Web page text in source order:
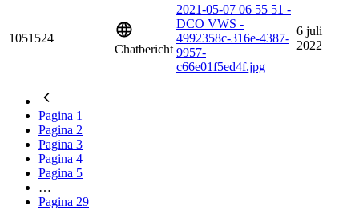
1051524
Chatbericht
2021-05-07 06 55 51 -
DCO VWS -
4992358c-316e-4387-
9957-
c66e01f5ed4f.jpg
6 juli
2022
Pagina 1
Pagina 2
Pagina 3
Pagina 4
Pagina 5
…
Pagina 29